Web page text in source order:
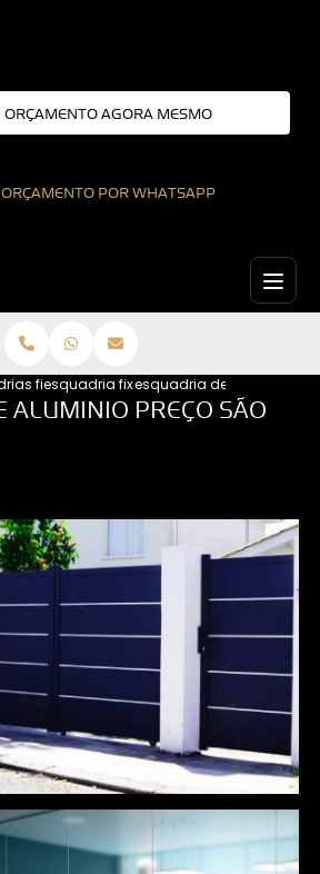
ORÇAMENTO AGORA MESMO
POR WHATSAPP
fixas
esquadria fixaesquadria de aluminio
ALUMINIO PREÇO SÃO